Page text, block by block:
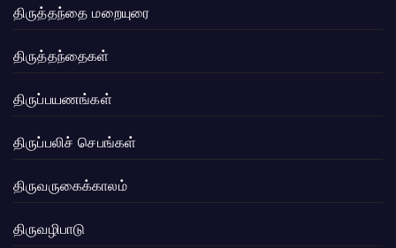
திருத்தந்தை மறையுரை
திருத்தந்தைகள்
திருப்பயணங்கள்
திருப்பலிச் செபங்கள்
திருவருகைக்காலம்
திருவழிபாடு